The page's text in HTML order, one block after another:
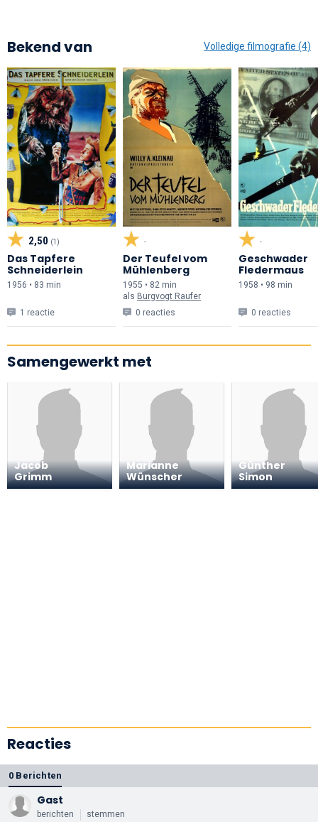
Bekend van Volledige filmografie (4)
2,50 (1)
Das Tapfere
Schneiderlein
1956 • 83 min
1 reactie
-
Der Teufel vom
Mühlenberg
1955 • 82 min
als Burgvogt Raufer
0 reacties
-
Geschwader
Fledermaus
1958 • 98 min
0 reacties
Samengewerkt met
Jacob
Grimm
Marianne
Wünscher
Günther
Simon
Reacties
0 Berichten
Gast
berichten stemmen